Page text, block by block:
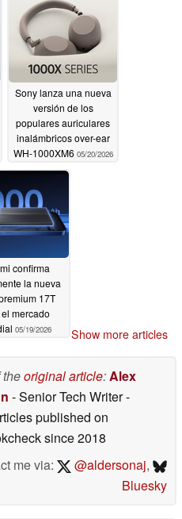
Sony lanza una nueva
versión de los
populares auriculares
inalámbricos over-ear
WH-1000XM6 05/20/2026
confirma
la nueva
17T
mercado
05/19/2026 Show more articles
original article:Alex
- Senior Tech Writer-
published on
since 2018
me via:
@aldersonaj,
Bluesky